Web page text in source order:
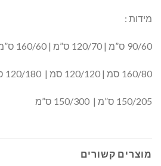
מידות :
90/60 ס”מ | 120/70 ס”מ | 160/60 ס”מ |
160/80 סמ | 120/120 סמ | 120/180 ס”מ | 240/60 |
150/205 ס”מ | 150/300 ס”מ
מוצרים קשורים